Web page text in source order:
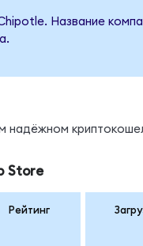
Название
надёжном
Store
Рейтинг